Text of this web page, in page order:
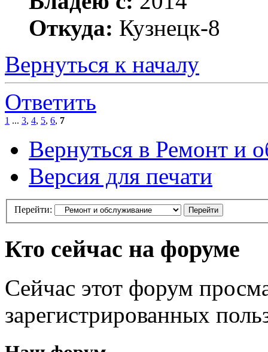
Откуда: Кузнецк-8
Вернуться к началу
Ответить
1 ... 3, 4, 5, 6, 7
Вернуться в Ремонт и
Версия для печати
Перейти:
Кто сейчас на форуме
Сейчас этот форум
зарегистрированных